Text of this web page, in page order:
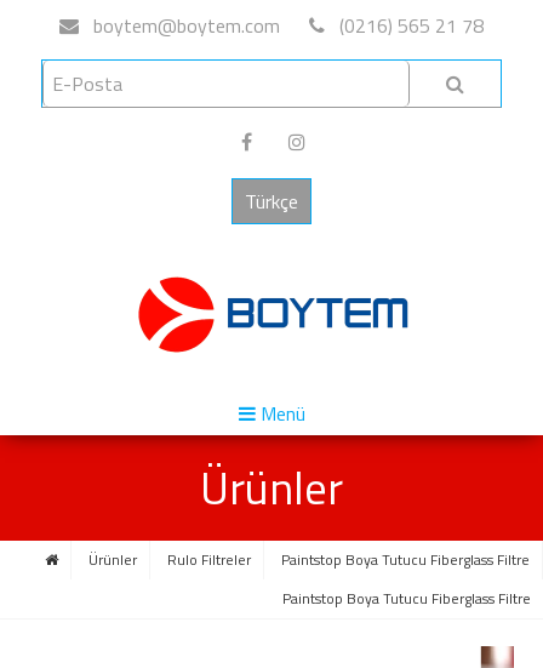
boytem@boytem.com (0216) 565 21 78
Türkçe
Menü
Ürünler
Ürünler Rulo Filtreler
Paintstop Boya Tutucu Fiberglass Filtre
Paintstop Boya Tutucu Fiberglass Filtre